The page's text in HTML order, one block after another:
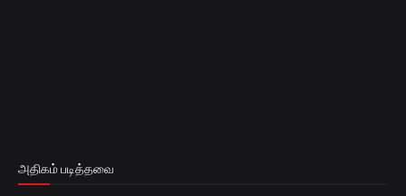
அதிகம் படித்தவை